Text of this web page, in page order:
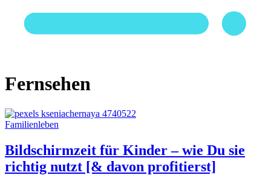
Fernsehen
Familienleben
Bildschirmzeit für Kinder – wie Du sie
richtig nutzt [& davon profitierst]